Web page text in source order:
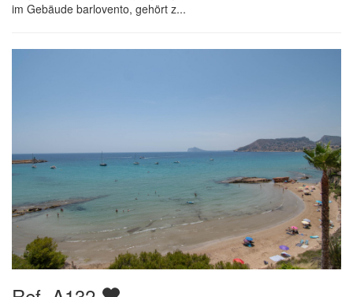
im Gebäude barlovento, gehört z...